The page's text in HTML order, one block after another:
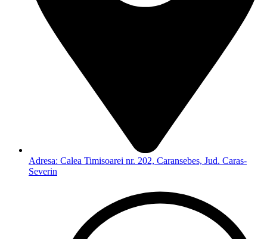
Adresa: Calea Timisoarei nr. 202, Caransebes, Jud. Caras-
Severin